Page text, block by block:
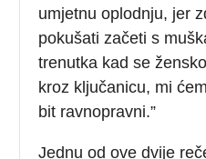
umjetnu oplodnju, jer
pokušati začeti s
trenutka kad se
kroz ključanicu, mi
bit ravnopravni.”
Jednu od ove dvije